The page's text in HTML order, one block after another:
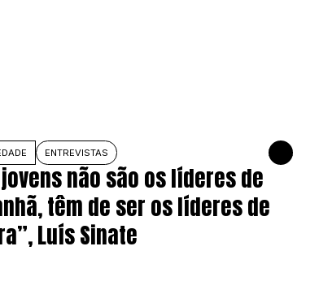
ENTREVISTAS 23 DE
jovens não são os líderes de
têm de ser os líderes de
Luís Sinate